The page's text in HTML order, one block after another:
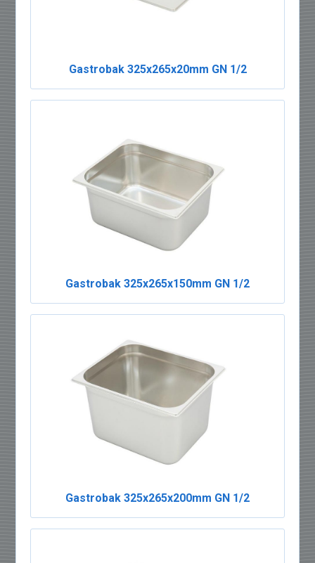
Gastrobak 325x265x20mm GN 1/2
Gastrobak 325x265x150mm GN 1/2
Gastrobak 325x265x200mm GN 1/2